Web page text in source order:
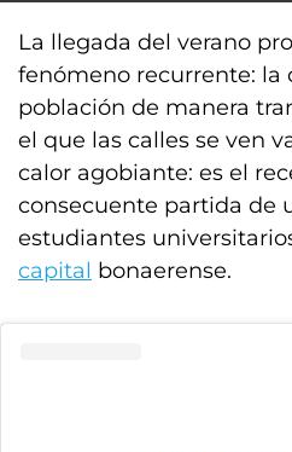
La llegada del verano
fenómeno recurrente: la
población de manera
el que las calles se ven
calor agobiante: es el
consecuente partida de
estudiantes
capital bonaerense.